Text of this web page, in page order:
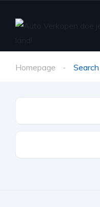
Homepage Search